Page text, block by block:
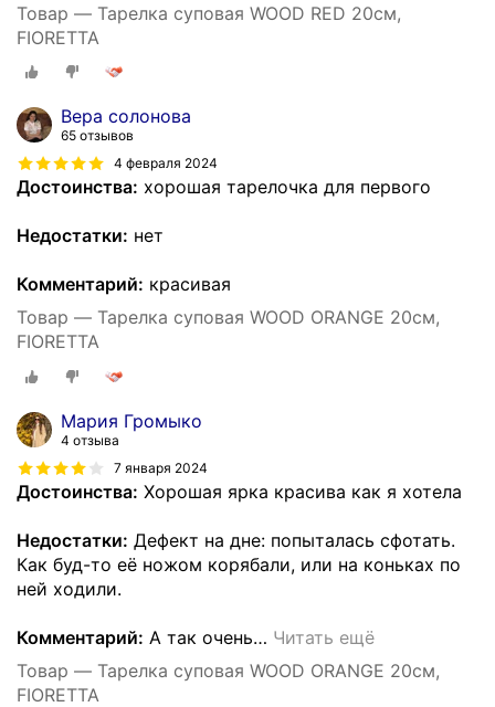
Товар — Тарелка суповая WOOD RED 20см,
FIORETTA
Вера солонова
65 отзывов
4 февраля 2024
Достоинства: хорошая тарелочка для первого
Недостатки: нет
Комментарий: красивая
Товар — Тарелка суповая WOOD ORANGE 20см,
FIORETTA
Мария Громыко
4 отзыва
7 января 2024
Достоинства: Хорошая ярка красива как я хотела
Недостатки: Дефект на дне: попыталась сфотать.
Как буд-то её ножом корябали, или на коньках по
ней ходили.
Комментарий: А так очень… Читать ещё
Товар — Тарелка суповая WOOD ORANGE 20см,
FIORETTA